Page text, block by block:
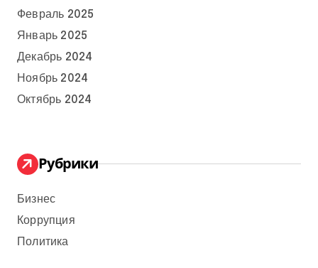
Февраль 2025
Январь 2025
Декабрь 2024
Ноябрь 2024
Октябрь 2024
Рубрики
Бизнес
Коррупция
Политика